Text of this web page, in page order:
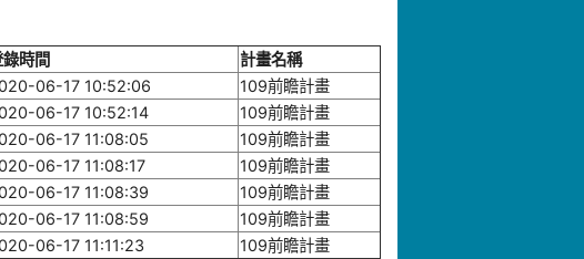
時間
計畫名稱
06-17 10:52:06
109前瞻計畫
06-17 10:52:14
109前瞻計畫
06-17 11:08:05
109前瞻計畫
06-17 11:08:17
109前瞻計畫
06-17 11:08:39
109前瞻計畫
06-17 11:08:59
109前瞻計畫
06-17 11:11:23 109前瞻計畫